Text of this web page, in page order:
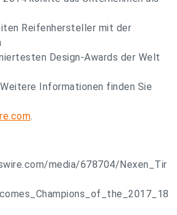
Reifenhersteller mit der
Design-Awards der Welt
Informationen finden Sie
.
media/678704/Nexen_Tir